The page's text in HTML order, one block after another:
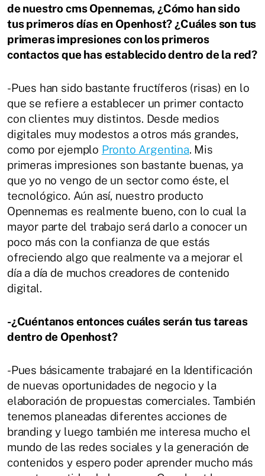
de nuestro cms Opennemas, ¿Cómo han sido
tus primeros días en Openhost? ¿Cuáles son tus
primeras impresiones con los primeros
contactos que has establecido dentro de la red?
-Pues han sido bastante fructíferos (risas) en lo
que se refiere a establecer un primer contacto
con clientes muy distintos. Desde medios
digitales muy modestos a otros más grandes,
como por ejemplo Pronto Argentina. Mis
primeras impresiones son bastante buenas, ya
que yo no vengo de un sector como éste, el
tecnológico. Aún así, nuestro producto
Opennemas es realmente bueno, con lo cual la
mayor parte del trabajo será darlo a conocer un
poco más con la confianza de que estás
ofreciendo algo que realmente va a mejorar el
día a día de muchos creadores de contenido
digital.
-¿Cuéntanos entonces cuáles serán tus tareas
dentro de Openhost?
-Pues básicamente trabajaré en la Identificación
de nuevas oportunidades de negocio y la
elaboración de propuestas comerciales. También
tenemos planeadas diferentes acciones de
branding y luego también me interesa mucho el
mundo de las redes sociales y la generación de
contenidos y espero poder aprender mucho más